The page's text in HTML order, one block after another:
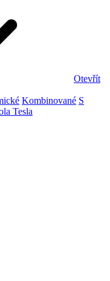
Otevřít
Kombinované S
Tesla